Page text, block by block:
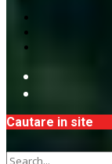
Cautare in site